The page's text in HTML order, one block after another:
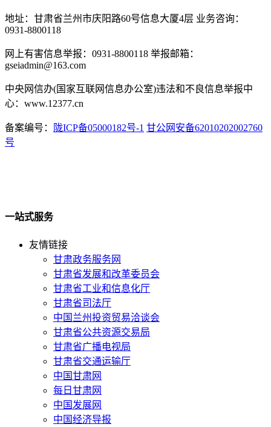
地址：甘肃省兰州市庆阳路60号信息大厦4层 业务咨询：
0931-8800118
网上有害信息举报：0931-8800118 举报邮箱：
gseiadmin@163.com
中央网信办(国家互联网信息办公室)违法和不良信息举报中
心：www.12377.cn
备案编号： 陇ICP备05000182号-1 甘公网安备62010202002760
号
一站式服务
友情链接
甘肃政务服务网
甘肃省发展和改革委员会
甘肃省工业和信息化厅
甘肃省司法厅
中国兰州投资贸易洽谈会
甘肃省公共资源交易局
甘肃省广播电视局
甘肃省交通运输厅
中国甘肃网
每日甘肃网
中国发展网
中国经济导报